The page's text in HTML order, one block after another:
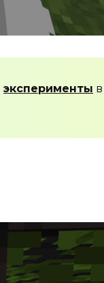
эксперименты в